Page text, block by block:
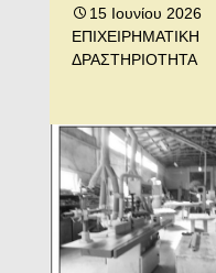
15 Ιουνίου 2026
ΕΠΙΧΕΙΡΗΜΑΤΙΚΗ
ΔΡΑΣΤΗΡΙΟΤΗΤΑ